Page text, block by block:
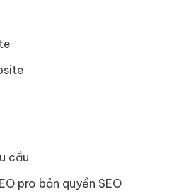
cầu
pro bản quyền SEO